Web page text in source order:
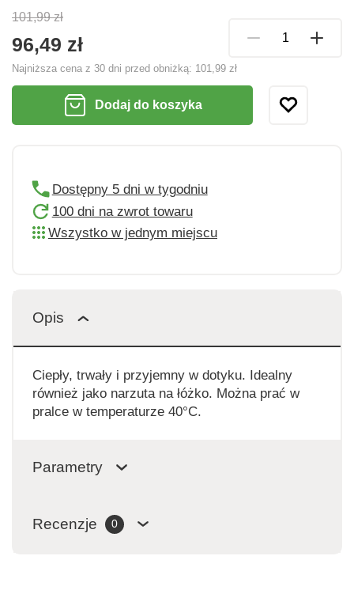
101,99 zł
96,49 zł
Najniższa cena z 30 dni przed obniżką: 101,99 zł
Dodaj do koszyka
Dostępny 5 dni w tygodniu
100 dni na zwrot towaru
Wszystko w jednym miejscu
Opis
Ciepły, trwały i przyjemny w dotyku. Idealny
również jako narzuta na łóżko. Można prać w
pralce w temperaturze 40°C.
Parametry
Recenzje 0